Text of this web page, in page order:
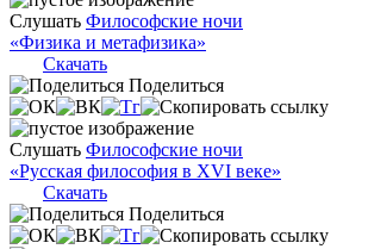
Слушать Философские ночи
«Физика и метафизика»
Скачать
Поделиться
Слушать Философские ночи
«Русская философия в XVI веке»
Скачать
Поделиться